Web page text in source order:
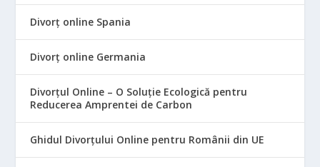
Divorț online Spania
Divorț online Germania
Divorțul Online – O Soluție Ecologică pentru
Reducerea Amprentei de Carbon
Ghidul Divorțului Online pentru Românii din UE